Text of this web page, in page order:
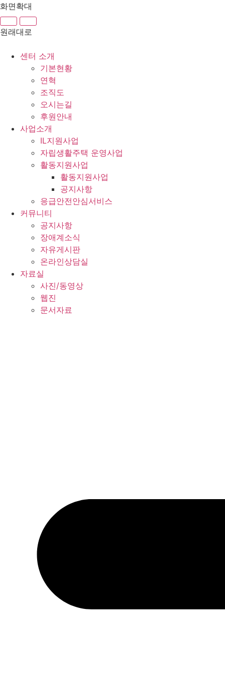
콘
텐
츠
화면확대
원래대로
센터 소개
기본현황
연혁
조직도
오시는길
후원안내
사업소개
IL지원사업
자립생활주택 운영사업
활동지원사업
활동지원사업
공지사항
응급안전안심서비스
커뮤니티
공지사항
장애계소식
자유게시판
온라인상담실
자료실
사진/동영상
웹진
문서자료